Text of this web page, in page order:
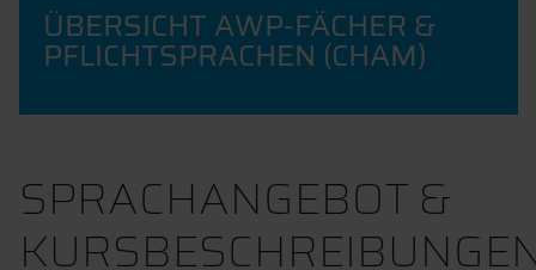
ÜBERSICHT AWP-FÄCHER &
PFLICHTSPRACHEN (CHAM)
SPRACHANGEBOT &